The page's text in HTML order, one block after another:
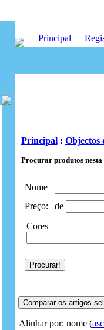
Principal |
Principal: Objectos
Procurar produtos
Nome
Preço:
de
Cores
Alinhar por: nome (